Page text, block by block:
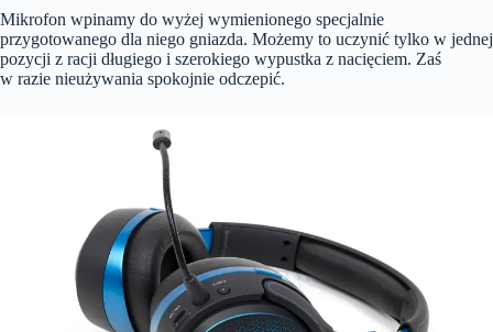
Mikrofon wpinamy do wyżej wymienionego specjalnie
przygotowanego dla niego gniazda. Możemy to uczynić tylko w jednej
pozycji z racji długiego i szerokiego wypustka z nacięciem. Zaś
w razie nieużywania spokojnie odczepić.